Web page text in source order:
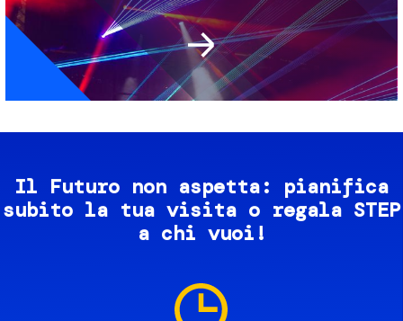
Il Futuro non aspetta: pianifica
subito la tua visita o regala STEP
a chi vuoi!